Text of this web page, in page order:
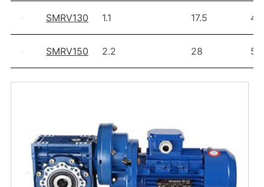
SMRV130 1.1 17.5
SMRV150 2.2 28